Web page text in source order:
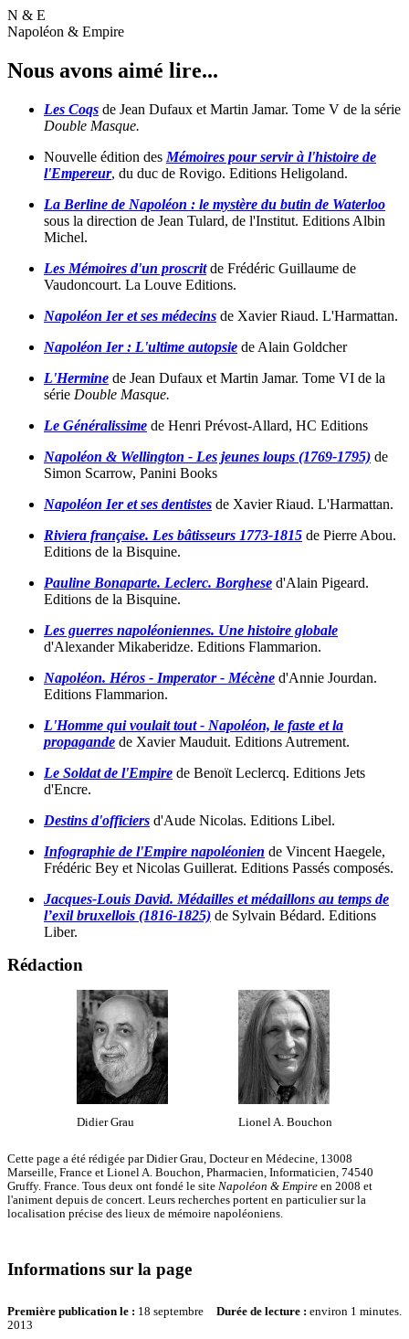
N & E
Napoléon & Empire
Nous avons aimé lire...
Les Coqs de Jean Dufaux et Martin Jamar. Tome V de la série
Double Masque.
Nouvelle édition des Mémoires pour servir à l'histoire de
l'Empereur, du duc de Rovigo. Editions Heligoland.
La Berline de Napoléon : le mystère du butin de Waterloo
sous la direction de Jean Tulard, de l'Institut. Editions Albin
Michel.
Les Mémoires d'un proscritde Frédéric Guillaume de
Vaudoncourt. La Louve Editions.
Napoléon Ier et ses médecins de Xavier Riaud. L'Harmattan.
Napoléon Ier : L'ultime autopsie de Alain Goldcher
L'Hermine de Jean Dufaux et Martin Jamar. Tome VI de la
série Double Masque.
Le Généralissime de Henri Prévost-Allard, HC Editions
Napoléon & Wellington - Les jeunes loups (1769-1795) de
Simon Scarrow, Panini Books
Napoléon Ier et ses dentistes de Xavier Riaud. L'Harmattan.
Riviera française. Les bâtisseurs 1773-1815 de Pierre Abou.
Editions de la Bisquine.
Pauline Bonaparte. Leclerc. Borghese d'Alain Pigeard.
Editions de la Bisquine.
Les guerres napoléoniennes. Une histoire globale
d'Alexander Mikaberidze. Editions Flammarion.
Napoléon. Héros - Imperator - Mécène d'Annie Jourdan.
Editions Flammarion.
L'Homme qui voulait tout - Napoléon, le faste et la
propagande de Xavier Mauduit. Editions Autrement.
Le Soldat de l'Empire de Benoït Leclercq. Editions Jets
d'Encre.
Destins d'officiers d'Aude Nicolas. Editions Libel.
Infographie de l'Empire napoléonien de Vincent Haegele,
Frédéric Bey et Nicolas Guillerat. Editions Passés composés.
Jacques-Louis David. Médailles et médaillons au temps de
l’exil bruxellois (1816-1825) de Sylvain Bédard. Editions
Liber.
Rédaction
Didier Grau Lionel A. Bouchon
Cette page a été rédigée par Didier Grau, Docteur en Médecine, 13008
Marseille, France et Lionel A. Bouchon, Pharmacien, Informaticien, 74540
Gruffy. France. Tous deux ont fondé le site Napoléon & Empire en 2008 et
l'animent depuis de concert. Leurs recherches portent en particulier sur la
localisation précise des lieux de mémoire napoléoniens.
Informations sur la page
Première publication le : 18 septembre
2013
Durée de lecture : environ 1 minutes.